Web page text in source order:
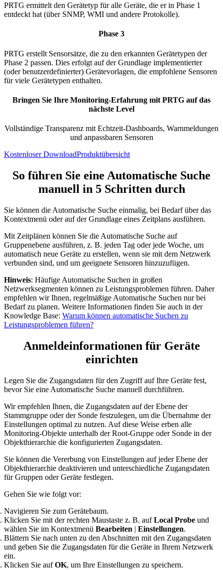
PRTG ermittelt den Gerätetyp für alle Geräte, die er in Phase 1
entdeckt hat (über SNMP, WMI und andere Protokolle).
Phase 3
PRTG erstellt Sensorsätze, die zu den erkannten Gerätetypen der
Phase 2 passen. Dies erfolgt auf der Grundlage implementierter
(oder benutzerdefinierter) Gerätevorlagen, die empfohlene Sensoren
für viele Gerätetypen enthalten.
Bringen Sie Ihre Monitoring-Erfahrung mit PRTG auf das
nächste Level
Vollständige Transparenz mit Echtzeit-Dashboards, Warnmeldungen
und anpassbaren Sensoren
Kostenloser DownloadProduktübersicht
So führen Sie eine Automatische Suche
manuell in 5 Schritten durch
Sie können die Automatische Suche einmalig, bei Bedarf über das
Kontextmenü oder auf der Grundlage eines Zeitplans ausführen.
Mit Zeitplänen können Sie die Automatische Suche auf
Gruppenebene ausführen, z. B. jeden Tag oder jede Woche, um
automatisch neue Geräte zu erstellen, wenn sie mit dem Netzwerk
verbunden sind, und um geeignete Sensoren hinzuzufügen.
Hinweis: Häufige Automatische Suchen in großen
Netzwerksegmenten können zu Leistungsproblemen führen. Daher
empfehlen wir Ihnen, regelmäßige Automatische Suchen nur bei
Bedarf zu planen. Weitere Informationen finden Sie auch in der
Knowledge Base: Warum können automatische Suchen zu
Leistungsproblemen führen?
Anmeldeinformationen für Geräte
einrichten
Legen Sie die Zugangsdaten für den Zugriff auf Ihre Geräte fest,
bevor Sie eine Automatische Suche manuell durchführen.
Wir empfehlen Ihnen, die Zugangsdaten auf der Ebene der
Stammgruppe oder der Sonde festzulegen, um die Übernahme der
Einstellungen optimal zu nutzen. Auf diese Weise erben alle
Monitoring-Objekte unterhalb der Root-Gruppe oder Sonde in der
Objekthierarchie die konfigurierten Zugangsdaten.
Sie können die Vererbung von Einstellungen auf jeder Ebene der
Objekthierarchie deaktivieren und unterschiedliche Zugangsdaten
für Gruppen oder Geräte festlegen.
Gehen Sie wie folgt vor:
Navigieren Sie zum Gerätebaum.
Klicken Sie mit der rechten Maustaste z. B. aufLocal Probe und
wählen Sie im Kontextmenü Bearbeiten | Einstellungen.
Blättern Sie nach unten zu den Abschnitten mit den Zugangsdaten
und geben Sie die Zugangsdaten für die Geräte in Ihrem Netzwerk
ein.
Klicken Sie aufOK, um Ihre Einstellungen zu speichern.